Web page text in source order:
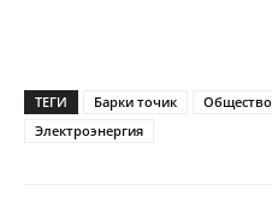
ТЕГИ Барки точик Общество
Электроэнергия